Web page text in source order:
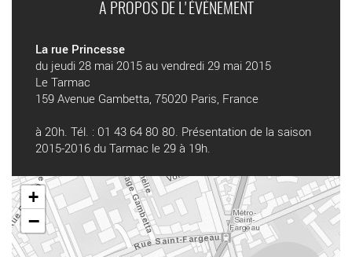
A PROPOS DE L'ÉVÉNEMENT
La rue Princesse
du jeudi 28 mai 2015 au vendredi 29 mai 2015
Le Tarmac
159 Avenue Gambetta, 75020 Paris, France
à 20h. Tél. : 01 43 64 80 80. Présentation de la saison
2015-2016 du Tarmac le 29 à 19h.
+
−